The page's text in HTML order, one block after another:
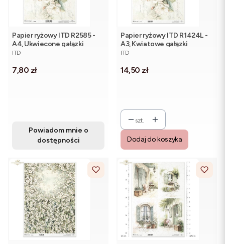
Papier ryżowy ITD R2585 -
A4, Ukwiecone gałązki
PRODUCENT
ITD
Cena
7,80 zł
Powiadom mnie o
dostępności
Papier ryżowy ITD R1424L -
A3, Kwiatowe gałązki
PRODUCENT
ITD
Cena
14,50 zł
szt.
Dodaj do koszyka